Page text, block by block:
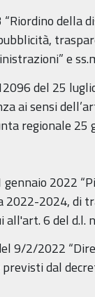
“Riordino della
e
del 25
ai sensi
regionale 25
2022
2022-2024, di
6 del d.l.
9/2/2022
dal